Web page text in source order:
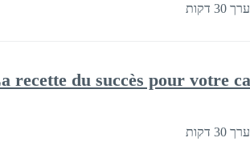
30 דקות
recette du succès pour votre
30 דקות